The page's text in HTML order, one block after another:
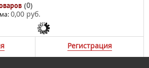
(0)
0,00 руб.
Регистрация